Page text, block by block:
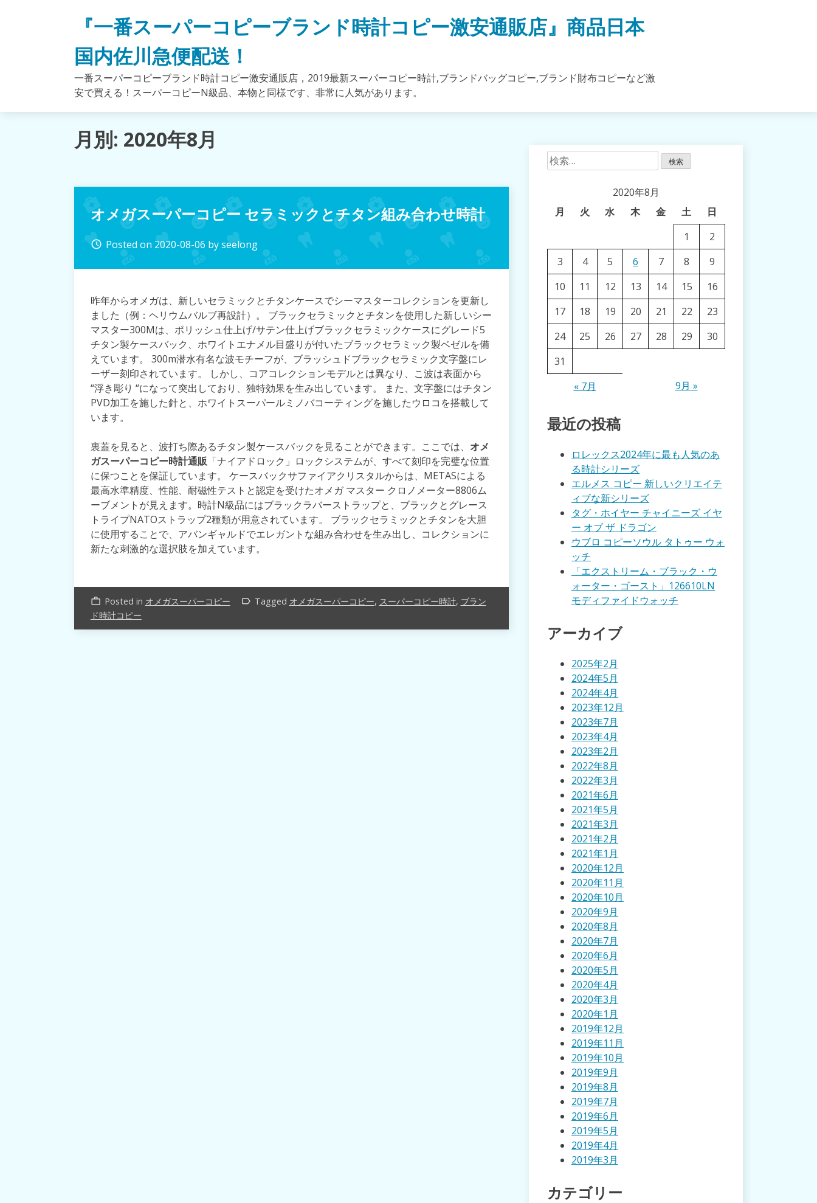
『一番スーパーコピーブランド時計コピー激安通販店』商品日本
国内佐川急便配送！
一番スーパーコピーブランド時計コピー激安通販店，2019最新スーパーコピー時計,ブランドバッグコピー,ブランド財布コピーなど激
安で買える！スーパーコピーN級品、本物と同様です、非常に人気があります。
月別: 2020年8月
オメガスーパーコピー セラミックとチタン組み合わせ時計
access_time Posted on 2020-08-06 byseelong
昨年からオメガは、新しいセラミックとチタンケースでシーマスターコレクションを更新し
ました（例：ヘリウムバルブ再設計）。 ブラックセラミックとチタンを使用した新しいシー
マスター300Mは、ポリッシュ仕上げ/サテン仕上げブラックセラミックケースにグレード5
チタン製ケースバック、ホワイトエナメル目盛りが付いたブラックセラミック製ベゼルを備
えています。 300m潜水有名な波モチーフが、ブラッシュドブラックセラミック文字盤にレ
ーザー刻印されています。 しかし、コアコレクションモデルとは異なり、こ波は表面から
“浮き彫り “になって突出しており、独特効果を生み出しています。 また、文字盤にはチタン
PVD加工を施した針と、ホワイトスーパールミノバコーティングを施したウロコを搭載して
います。
裏蓋を見ると、波打ち際あるチタン製ケースバックを見ることができます。ここでは、 オメ
ガスーパーコピー時計通販 「ナイアドロック」ロックシステムが、すべて刻印を完璧な位置
に保つことを保証しています。 ケースバックサファイアクリスタルからは、METASによる
最高水準精度、性能、耐磁性テストと認定を受けたオメガ マスター クロノメーター8806ム
ーブメントが見えます。時計N級品にはブラックラバーストラップと、ブラックとグレース
トライプNATOストラップ2種類が用意されています。 ブラックセラミックとチタンを大胆
に使用することで、アバンギャルドでエレガントな組み合わせを生み出し、コレクションに
新たな刺激的な選択肢を加えています。
work_outline Posted in オメガスーパーコピー label_outline Tagged オメガスーパーコピー, スーパーコピー時計, ブラン
ド時計コピー
検
索:
2020年8月
月
火 水 木 金 土 日
« 7月 9月 »
1
2
3
4 5 6 7 8
9
10
11 12 13 14 15
16
17
18 19 20 21 22
23
24
25 26 27 28 29
30
31
最近の投稿
ロレックス2024年に最も人気のあ
る時計シリーズ
エルメス コピー 新しいクリエイテ
ィブな新シリーズ
タグ・ホイヤー チャイニーズ イヤ
ー オブ ザ ドラゴン
ウブロ コピーソウル タトゥー ウォ
ッチ
「エクストリーム・ブラック・ウ
ォーター・ゴースト」126610LN
モディファイドウォッチ
アーカイブ
2025年2月
2024年5月
2024年4月
2023年12月
2023年7月
2023年4月
2023年2月
2022年8月
2022年3月
2021年6月
2021年5月
2021年3月
2021年2月
2021年1月
2020年12月
2020年11月
2020年10月
2020年9月
2020年8月
2020年7月
2020年6月
2020年5月
2020年4月
2020年3月
2020年1月
2019年12月
2019年11月
2019年10月
2019年9月
2019年8月
2019年7月
2019年6月
2019年5月
2019年4月
2019年3月
カテゴリー